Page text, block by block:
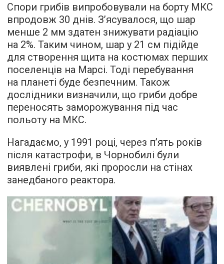
Спори грибів випробовували на борту МКС
впродовж 30 днів. З’ясувалося, що шар
менше 2 мм здатен знижувати радіацію
на 2%. Таким чином, шар у 21 см підійде
для створення щита на костюмах перших
поселенців на Марсі. Тоді перебування
на планеті буде безпечним. Також
дослідники визначили, що гриби добре
переносять заморожування під час
польоту на МКС.
Нагадаємо, у 1991 році, через п’ять років
після катастрофи, в Чорнобилі були
виявлені гриби, які проросли на стінах
занедбаного реактора.